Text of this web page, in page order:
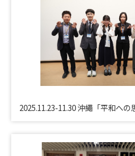
2025.11.23-11.30 沖繩「平和への